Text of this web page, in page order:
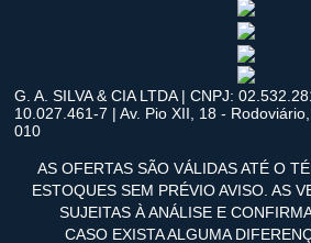
G. A. SILVA & CIA LTDA | CNPJ:
10.027.461-7 | Av. Pio XII, 18 -
010
AS OFERTAS SÃO VÁLIDAS ATÉ O
ESTOQUES SEM PRÉVIO AVISO. AS
SUJEITAS À ANÁLISE E
CASO EXISTA ALGUMA